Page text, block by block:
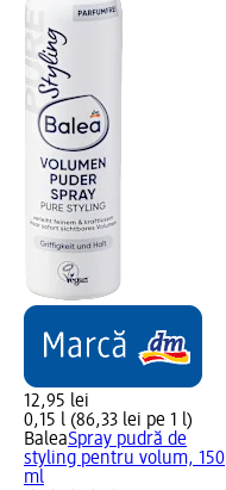
12,95 lei
0,15 l (86,33 lei pe 1 l)
BaleaSpray pudră de
styling pentru volum, 150
ml